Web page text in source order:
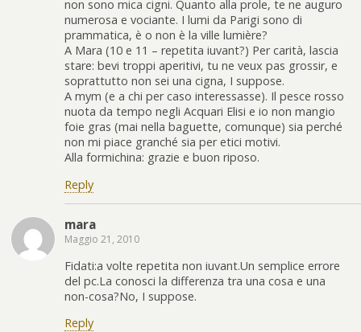
non sono mica cigni. Quanto alla prole, te ne auguro
numerosa e vociante. I lumi da Parigi sono di
prammatica, è o non è la ville lumière?
A Mara (10 e 11 – repetita iuvant?) Per carità, lascia
stare: bevi troppi aperitivi, tu ne veux pas grossir, e
soprattutto non sei una cigna, I suppose.
A mym (e a chi per caso interessasse). Il pesce rosso
nuota da tempo negli Acquari Elisi e io non mangio
foie gras (mai nella baguette, comunque) sia perché
non mi piace granché sia per etici motivi.
Alla formichina: grazie e buon riposo.
Reply
mara
Maggio 21, 2010
Fidati:a volte repetita non iuvant.Un semplice errore
del pc.La conosci la differenza tra una cosa e una
non-cosa?No, I suppose.
Reply